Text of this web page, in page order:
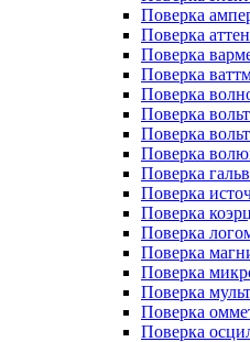
Поверка
Поверка
Поверка
Поверка
Поверка
Поверка
Поверка
Поверка
Поверка
Поверка
Поверка
Поверка
Поверка
Поверка
Поверка
Поверка
Поверка